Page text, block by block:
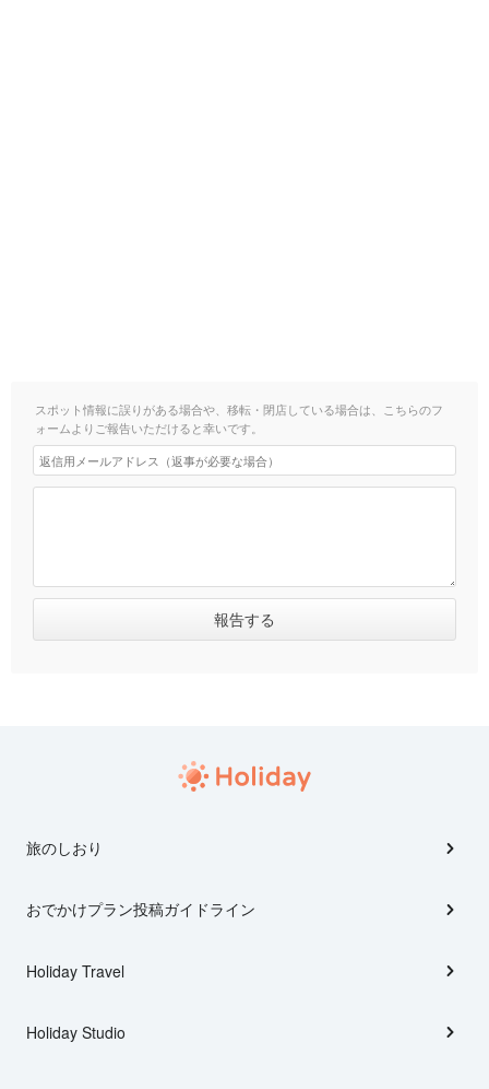
スポット情報に誤りがある場合や、移転・閉店している場合は、こちらのフ
ォームよりご報告いただけると幸いです。
旅のしおり
おでかけプラン投稿ガイドライン
Holiday Travel
Holiday Studio